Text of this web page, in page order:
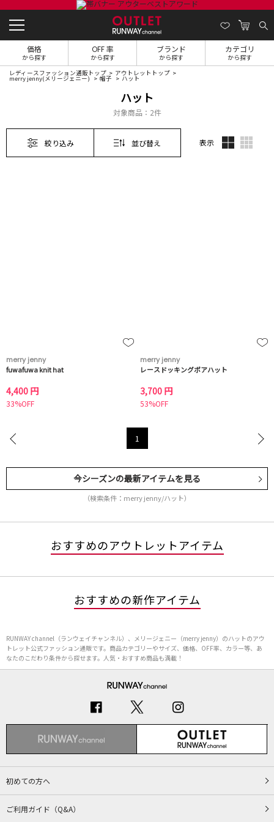
価格
から探す
OFF 率
から探す
ブランド
から探す
カテゴリ
から探す
レディースファッション通販トップ アウトレットトップ
merry jenny(メリージェニー) 帽子 ハット
ハット
対象商品： 2件
絞り込み 並び替え 表示
merry jenny
fuwafuwa knit hat
4,400 円
33%OFF
merry jenny
レースドッキングボアハット
3,700 円
53%OFF
1
今シーズンの最新アイテムを見る
（検索条件：merry jenny/ハット）
おすすめのアウトレットアイテム
おすすめの新作アイテム
RUNWAY channel（ランウェイチャンネル）、メリージェニー（merry jenny）のハットのアウ
トレット公式ファッション通販です。商品カテゴリーやサイズ、価格、OFF率、カラー等、あ
なたのこだわり条件から探せます。人気・おすすめ商品も満載！
初めての方へ
ご利用ガイド（Q&A）